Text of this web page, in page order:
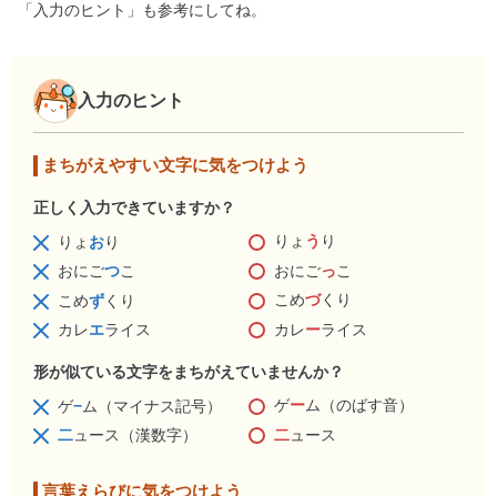
「入力のヒント」も参考にしてね。
入力のヒント
まちがえやすい文字に気をつけよう
正しく入力できていますか？
りょ おり りょ う り
おにごつこ おにごっこ
こめずくり こめづくり
カレエライス カレーライス
形が似ている文字をまちがえていませんか？
ゲ−ム（マイナス記号） ゲーム（のばす音）
二ュース（漢数字） 二ュース
言葉えらびに気をつけよう